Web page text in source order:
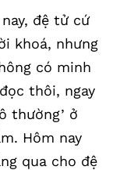
đệ tử cứ
khoá, nhưng
có minh
thôi, ngay
thường’ ở
Hôm nay
qua cho đệ